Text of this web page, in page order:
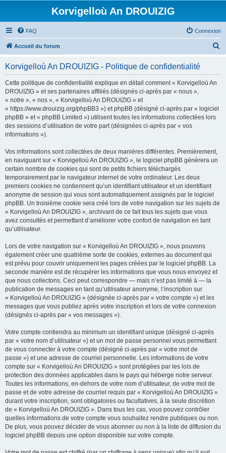
Korvigelloù An DROUIZIG
FAQ Connexion
Accueil du forum
Korvigelloù An DROUIZIG - Politique de confidentialité
Cette politique de confidentialité explique en détail comment « Korvigelloù An
DROUIZIG » et ses partenaires affiliés (désignés ci-après par « nous »,
« notre », « nos », « Korvigelloù An DROUIZIG » et
« https://www.drouizig.org/phpBB3 ») et phpBB (désigné ci-après par « logiciel
phpBB » et « phpBB Limited ») utilisent toutes les informations collectées lors
des sessions d’utilisation de votre part (désignées ci-après par « vos
informations »).
Vos informations sont collectées de deux manières différentes. Premièrement,
en naviguant sur « Korvigelloù An DROUIZIG », le logiciel phpBB génèrera un
certain nombre de cookies qui sont de petits fichiers téléchargés
temporairement par le navigateur internet de votre ordinateur. Les deux
premiers cookies ne contiennent qu’un identifiant utilisateur et un identifiant
anonyme de session qui vous sont automatiquement assignés par le logiciel
phpBB. Un troisième cookie sera créé lors de votre navigation sur les sujets de
« Korvigelloù An DROUIZIG », archivant de ce fait tous les sujets que vous
avez consultés et permettant d’améliorer votre confort de navigation en tant
qu’utilisateur.
Lors de votre navigation sur « Korvigelloù An DROUIZIG », nous pouvons
également créer une quatrième sorte de cookies, externes au document qui
est prévu pour couvrir uniquement les pages créées par le logiciel phpBB. La
seconde manière est de récupérer les informations que vous nous envoyez et
que nous collectons. Ceci peut correspondre — mais n’est pas limité à — la
publication de messages en tant qu’utilisateur anonyme, l’inscription sur
« Korvigelloù An DROUIZIG » (désignée ci-après par « votre compte ») et les
messages que vous publiez après votre inscription et lors de votre connexion
(désignés ci-après par « vos messages »).
Votre compte contiendra au minimum un identifiant unique (désigné ci-après
par « votre nom d’utilisateur ») et un mot de passe personnel vous permettant
de vous connecter à votre compte (désigné ci-après par « votre mot de
passe ») et une adresse de courriel personnelle. Les informations de votre
compte sur « Korvigelloù An DROUIZIG » sont protégées par les lois de
protection des données applicables dans le pays qui héberge notre serveur.
Toutes les informations, en-dehors de votre nom d’utilisateur, de votre mot de
passe et de votre adresse de courriel requis par « Korvigelloù An DROUIZIG »
durant votre inscription, sont obligatoires ou facultatives, à la seule discrétion
de « Korvigelloù An DROUIZIG ». Dans tous les cas, vous pouvez contrôler
quelles informations de votre compte vous souhaitez rendre publiques ou non.
De plus, vous pouvez décider de vous abonner ou non à la liste de diffusion du
logiciel phpBB depuis une option disponible sur votre compte.